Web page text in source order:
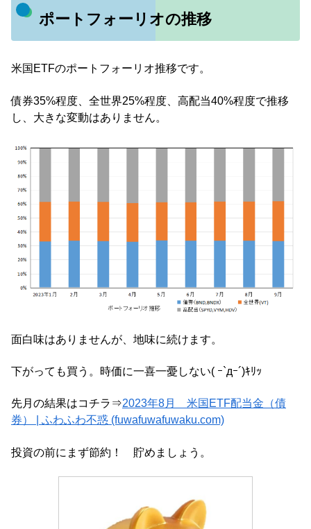
ポートフォーリオの推移
米国ETFのポートフォーリオ推移です。
債券35%程度、全世界25%程度、高配当40%程度で推移
し、大きな変動はありません。
面白味はありませんが、地味に続けます。
下がっても買う。時価に一喜一憂しない( ｰ`дｰ´)ｷﾘｯ
先月の結果はコチラ⇒2023年8月 米国ETF配当金（債
券） | ふわふわ不惑 (fuwafuwafuwaku.com)
投資の前にまず節約！ 貯めましょう。